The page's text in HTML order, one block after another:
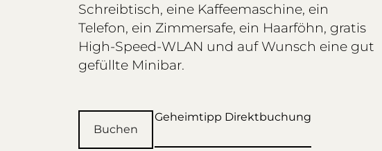
Schreibtisch, eine Kaffeemaschine, ein
Telefon, ein Zimmersafe, ein Haarföhn, gratis
High-Speed-WLAN und auf Wunsch eine gut
gefüllte Minibar.
Buchen
Geheimtipp Direktbuchung